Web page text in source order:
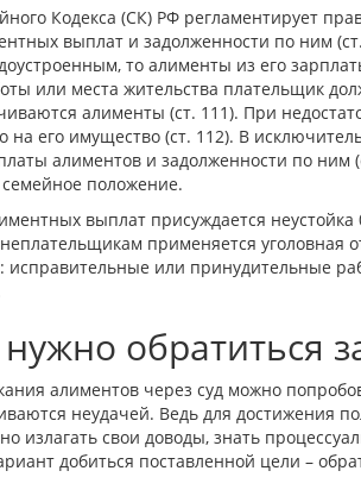
Кодекса (СК) РФ регламентирует
выплат и задолженности по ним
то алименты из его
или места жительства плательщик
алименты (ст. 111). При
на его имущество (ст. 112). В
алиментов и задолженности по ним
положение.
выплат присуждается
применяется уголовная
исправительные или принудительные
обратиться
алиментов через суд можно
неудачей. Ведь для достижения
излагать свои доводы, знать
добиться поставленной цели –